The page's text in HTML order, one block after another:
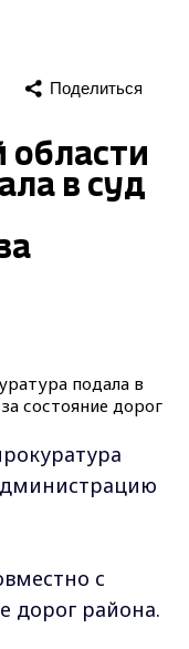
Поделиться
области
в суд
с
дорог района.